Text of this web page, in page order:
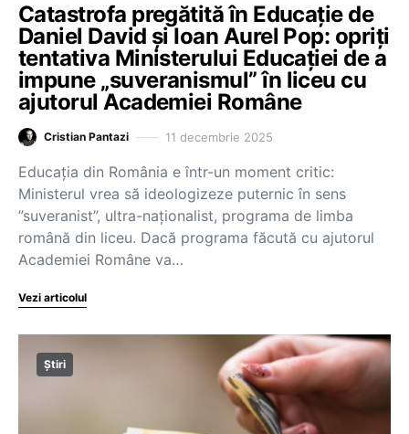
Catastrofa pregătită în Educație de
Daniel David și Ioan Aurel Pop: opriți
tentativa Ministerului Educației de a
impune „suveranismul” în liceu cu
ajutorul Academiei Române
Cristian Pantazi 11 decembrie 2025
Educația din România e într-un moment critic:
Ministerul vrea să ideologizeze puternic în sens
”suveranist”, ultra-naționalist, programa de limba
română din liceu. Dacă programa făcută cu ajutorul
Academiei Române va…
Vezi articolul
Știri